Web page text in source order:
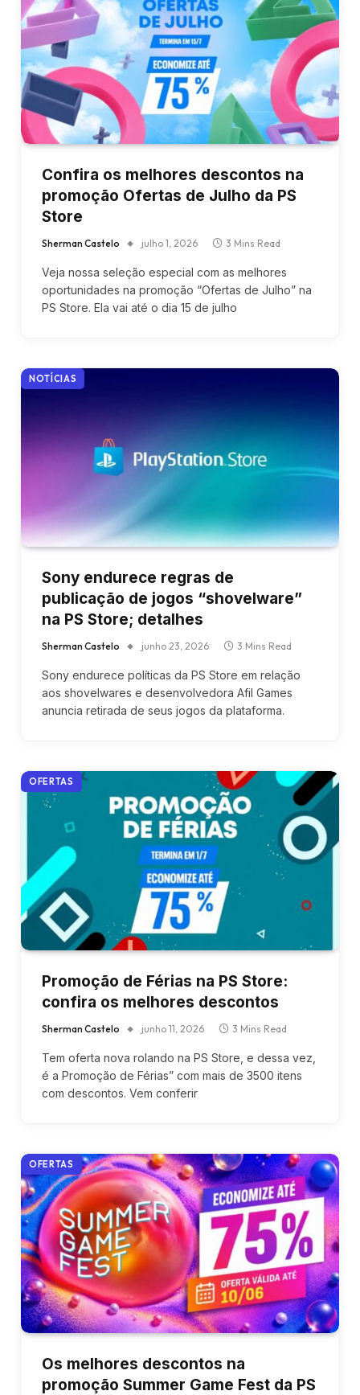
Confira os melhores descontos na
promoção Ofertas de Julho da PS
Store
Sherman Castelo julho 1, 2026 3 Mins Read
Veja nossa seleção especial com as melhores
oportunidades na promoção “Ofertas de Julho” na
PS Store. Ela vai até o dia 15 de julho
NOTÍCIAS
Sony endurece regras de
publicação de jogos “shovelware”
na PS Store; detalhes
Sherman Castelo junho 23, 2026 3 Mins Read
Sony endurece políticas da PS Store em relação
aos shovelwares e desenvolvedora Afil Games
anuncia retirada de seus jogos da plataforma.
OFERTAS
Promoção de Férias na PS Store:
confira os melhores descontos
Sherman Castelo junho 11, 2026 3 Mins Read
Tem oferta nova rolando na PS Store, e dessa vez,
é a Promoção de Férias” com mais de 3500 itens
com descontos. Vem conferir
OFERTAS
Os melhores descontos na
promoção Summer Game Fest da PS